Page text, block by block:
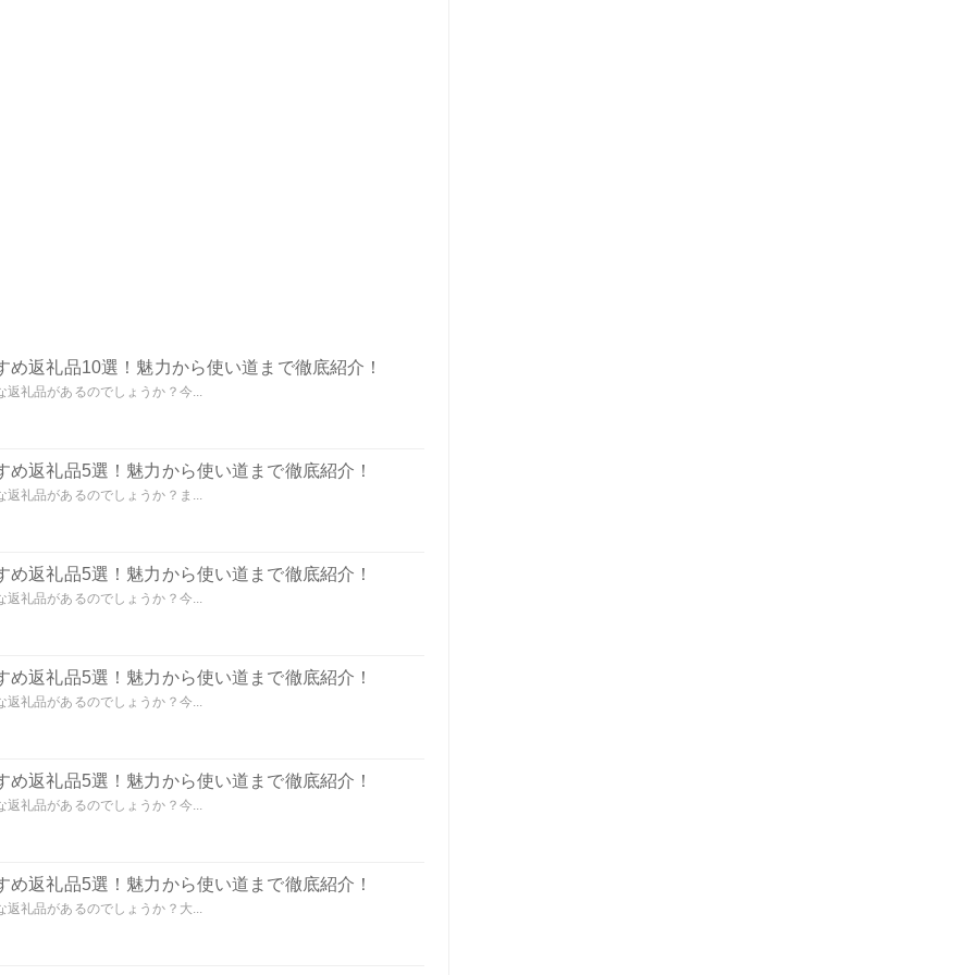
返礼品10選！魅力から使い道まで徹底紹介！
礼品があるのでしょうか？今...
返礼品5選！魅力から使い道まで徹底紹介！
礼品があるのでしょうか？ま...
返礼品5選！魅力から使い道まで徹底紹介！
礼品があるのでしょうか？今...
返礼品5選！魅力から使い道まで徹底紹介！
礼品があるのでしょうか？今...
返礼品5選！魅力から使い道まで徹底紹介！
礼品があるのでしょうか？今...
返礼品5選！魅力から使い道まで徹底紹介！
礼品があるのでしょうか？大...